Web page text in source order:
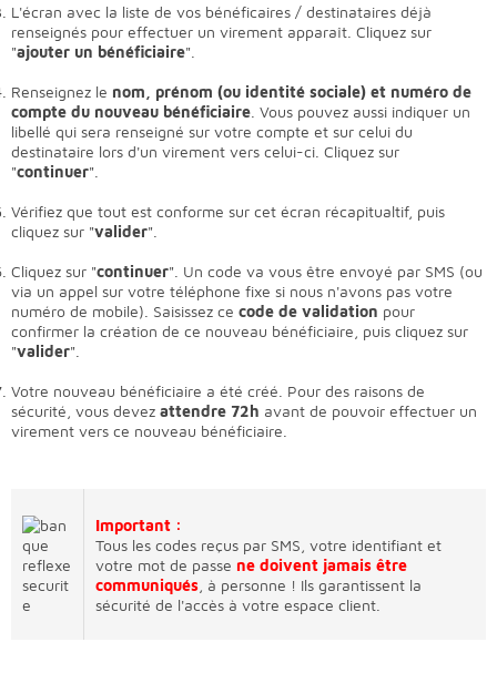
L'écran avec la liste de vos bénéficaires / destinataires déjà
renseignés pour effectuer un virement apparaît. Cliquez sur
"ajouter un bénéficiaire".
Renseignez le nom, prénom (ou identité sociale) et numéro de
compte du nouveau bénéficiaire . Vous pouvez aussi indiquer un
libellé qui sera renseigné sur votre compte et sur celui du
destinataire lors d'un virement vers celui-ci. Cliquez sur
"continuer".
Vérifiez que tout est conforme sur cet écran récapitualtif, puis
cliquez sur "valider".
Cliquez sur "continuer". Un code va vous être envoyé par SMS (ou
via un appel sur votre téléphone fixe si nous n'avons pas votre
numéro de mobile). Saisissez ce code de validation pour
confirmer la création de ce nouveau bénéficiaire, puis cliquez sur
"valider".
Votre nouveau bénéficiaire a été créé. Pour des raisons de
sécurité, vous devez attendre 72h avant de pouvoir effectuer un
virement vers ce nouveau bénéficiaire.
Important :
Tous les codes reçus par SMS, votre identifiant et
votre mot de passe ne doivent jamais être
communiqués , à personne ! Ils garantissent la
sécurité de l'accès à votre espace client.